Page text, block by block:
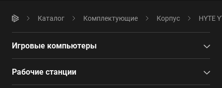
Каталог Комплектующие Корпус HYTE
Игровые компьютеры
Рабочие станции